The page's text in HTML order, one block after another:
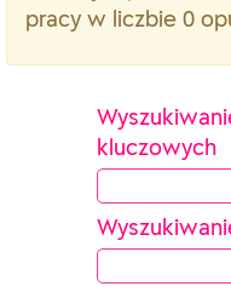
pracy w liczbie 0
kluczowych